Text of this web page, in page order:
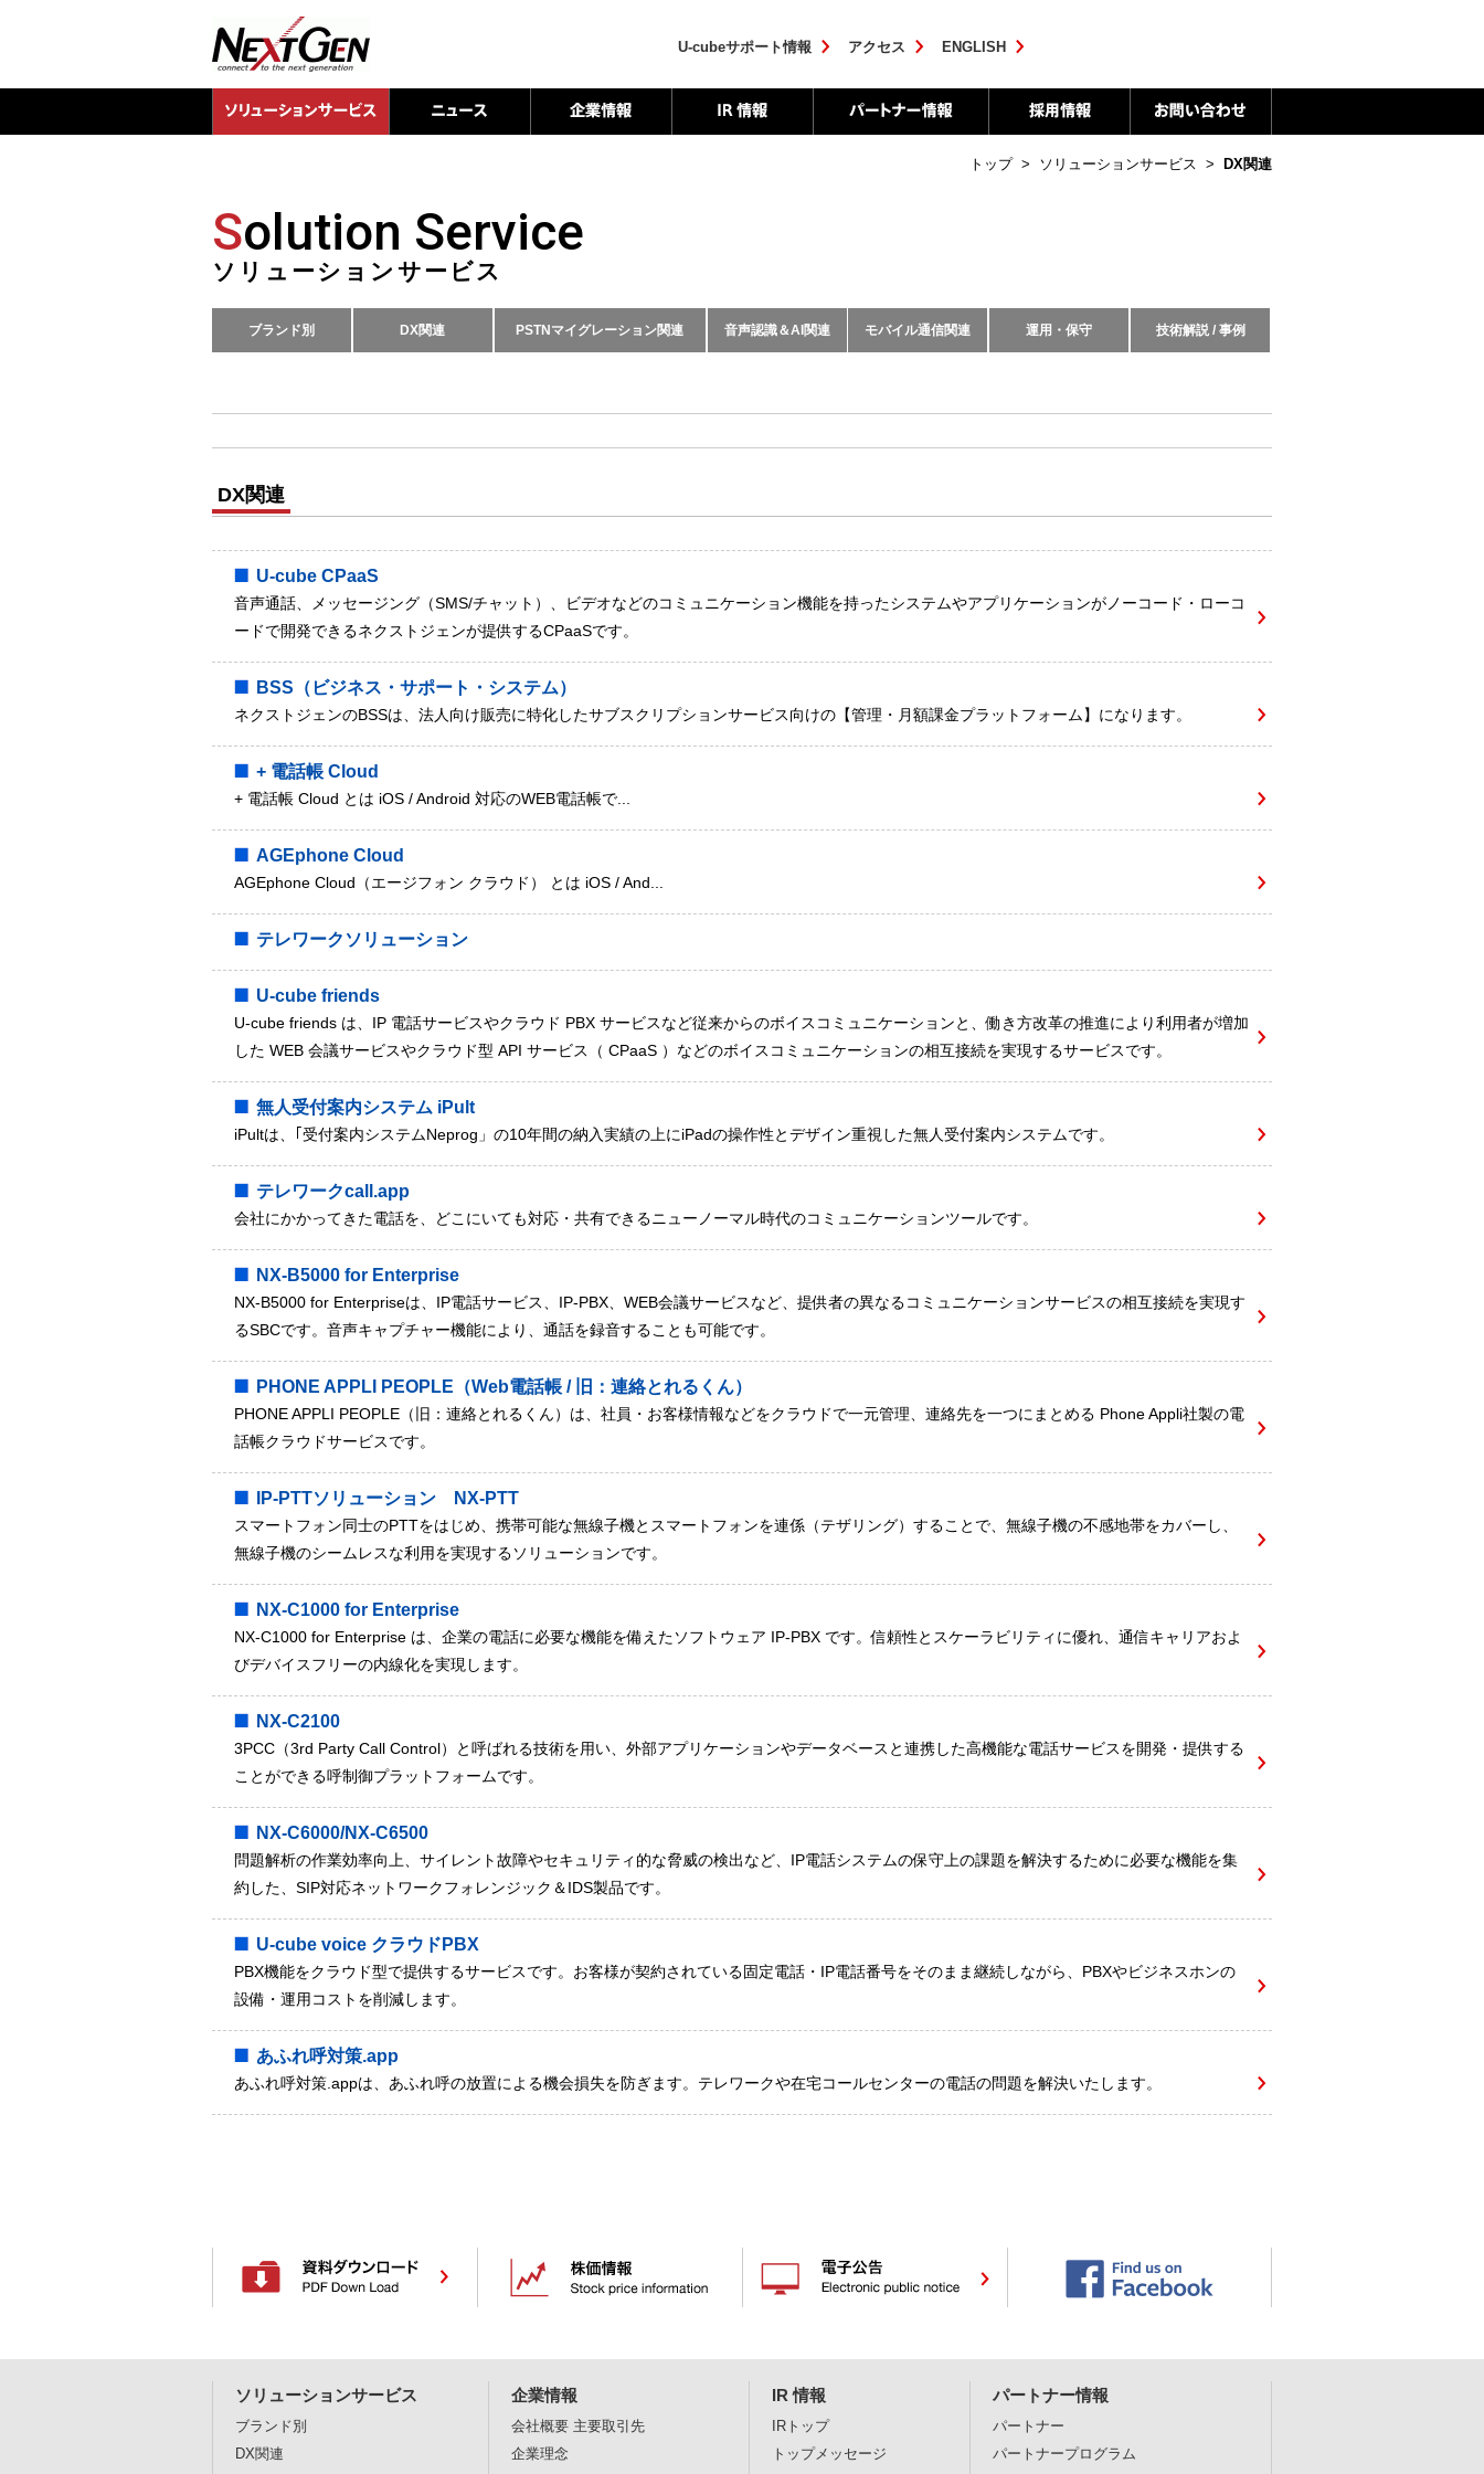
U-cubeサポート情報 アクセス ENGLISH
トップ > ソリューションサービス > DX関連
Solution Service
ソリューションサービス
ブランド別 DX関連 PSTNマイグレーション関連 音声認識＆AI関連 モバイル通信関連 運用・保守 技術解説 / 事例
DX関連
U-cube CPaaS
音声通話、メッセージング（SMS/チャット）、ビデオなどのコミュニケーション機能を持ったシステムやアプリケーションがノーコード・ローコ
ードで開発できるネクストジェンが提供するCPaaSです。
BSS（ビジネス・サポート・システム）
ネクストジェンのBSSは、法人向け販売に特化したサブスクリプションサービス向けの【管理・月額課金プラットフォーム】になります。
+ 電話帳 Cloud
+ 電話帳 Cloud とは iOS / Android 対応のWEB電話帳で...
AGEphone Cloud
AGEphone Cloud（エージフォン クラウド） とは iOS / And...
テレワークソリューション
U-cube friends
U-cube friends は、IP 電話サービスやクラウド PBX サービスなど従来からのボイスコミュニケーションと、働き方改革の推進により利用者が増加
した WEB 会議サービスやクラウド型 API サービス（ CPaaS ）などのボイスコミュニケーションの相互接続を実現するサービスです。
無人受付案内システム iPult
iPultは、｢受付案内システムNeprog」の10年間の納入実績の上にiPadの操作性とデザイン重視した無人受付案内システムです。
テレワークcall.app
会社にかかってきた電話を、どこにいても対応・共有できるニューノーマル時代のコミュニケーションツールです。
NX-B5000 for Enterprise
NX-B5000 for Enterpriseは、IP電話サービス、IP-PBX、WEB会議サービスなど、提供者の異なるコミュニケーションサービスの相互接続を実現す
るSBCです。音声キャプチャー機能により、通話を録音することも可能です。
PHONE APPLI PEOPLE（Web電話帳 / 旧：連絡とれるくん）
PHONE APPLI PEOPLE（旧：連絡とれるくん）は、社員・お客様情報などをクラウドで一元管理、連絡先を一つにまとめる Phone Appli社製の電
話帳クラウドサービスです。
IP-PTTソリューション NX-PTT
スマートフォン同士のPTTをはじめ、携帯可能な無線子機とスマートフォンを連係（テザリング）することで、無線子機の不感地帯をカバーし、
無線子機のシームレスな利用を実現するソリューションです。
NX-C1000 for Enterprise
NX-C1000 for Enterprise は、企業の電話に必要な機能を備えたソフトウェア IP-PBX です。信頼性とスケーラビリティに優れ、通信キャリアおよ
びデバイスフリーの内線化を実現します。
NX-C2100
3PCC（3rd Party Call Control）と呼ばれる技術を用い、外部アプリケーションやデータベースと連携した高機能な電話サービスを開発・提供する
ことができる呼制御プラットフォームです。
NX-C6000/NX-C6500
問題解析の作業効率向上、サイレント故障やセキュリティ的な脅威の検出など、IP電話システムの保守上の課題を解決するために必要な機能を集
約した、SIP対応ネットワークフォレンジック＆IDS製品です。
U-cube voice クラウドPBX
PBX機能をクラウド型で提供するサービスです。お客様が契約されている固定電話・IP電話番号をそのまま継続しながら、PBXやビジネスホンの
設備・運用コストを削減します。
あふれ呼対策.app
あふれ呼対策.appは、あふれ呼の放置による機会損失を防ぎます。テレワークや在宅コールセンターの電話の問題を解決いたします。
ソリューションサービス
ブランド別
DX関連
企業情報
会社概要 主要取引先
企業理念
IR 情報
IRトップ
トップメッセージ
パートナー情報
パートナー
パートナープログラム